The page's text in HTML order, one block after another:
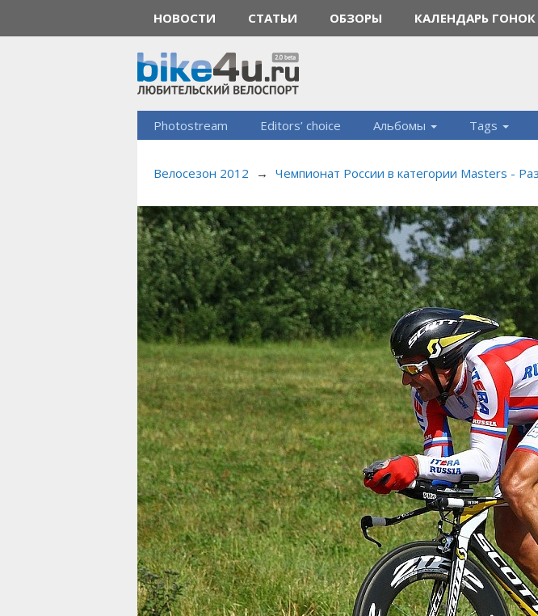
НОВОСТИ СТАТЬИ ОБЗОРЫ КАЛЕНДАРЬ ГОНОК
Photostream Editors’ choice Альбомы Tags
Велосезон 2012 → Чемпионат России в категории Masters -